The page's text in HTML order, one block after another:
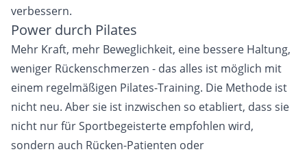
SOMMERFEST
Mitglied werden Spenden
Hagsfelder Stuben Kontakt
verbessern.
Power durch Pilates
Mehr Kraft, mehr Beweglichkeit, eine bessere Haltung,
weniger Rückenschmerzen - das alles ist möglich mit
einem regelmäßigen Pilates-Training. Die Methode ist
nicht neu. Aber sie ist inzwischen so etabliert, dass sie
nicht nur für Sportbegeisterte empfohlen wird,
sondern auch Rücken-Patienten oder